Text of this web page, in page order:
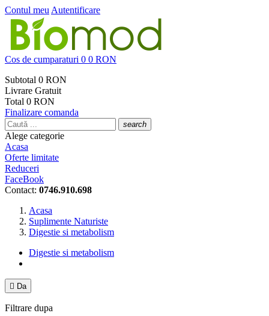
Contul meu Autentificare
Cos de cumparaturi 0 0 RON
Subtotal 0 RON
Livrare Gratuit
Total 0 RON
Finalizare comanda
search
Alege categorie
Acasa
Oferte limitate
Reduceri
FaceBook
Contact: 0746.910.698
Acasa
Suplimente Naturiste
Digestie si metabolism
Digestie si metabolism
 Da
Filtrare dupa